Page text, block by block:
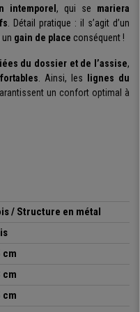
intemporel , qui se mariera
. Détail pratique : il s’agit d’un
gain de place conséquent !
du dossier et de l’assise,
. Ainsi, les
lignes du
un confort optimal à
ils supportent un
permettront à celui-ci de se
d’ambiance décorative. Voici
ou congrès
de choisir la couleur qui
/ Structure en métal
cm
cm
cm